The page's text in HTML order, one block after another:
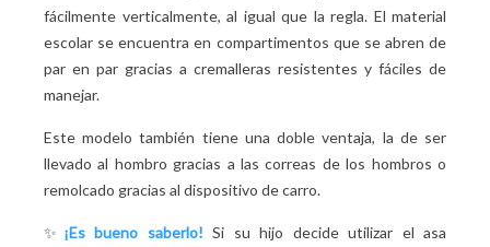
fácilmente verticalmente, al igual que la regla. El material
escolar se encuentra en compartimentos que se abren de
par en par gracias a cremalleras resistentes y fáciles de
manejar.
Este modelo también tiene una doble ventaja, la de ser
llevado al hombro gracias a las correas de los hombros o
remolcado gracias al dispositivo de carro.
✨ ¡Es bueno saberlo! Si su hijo decide utilizar el asa